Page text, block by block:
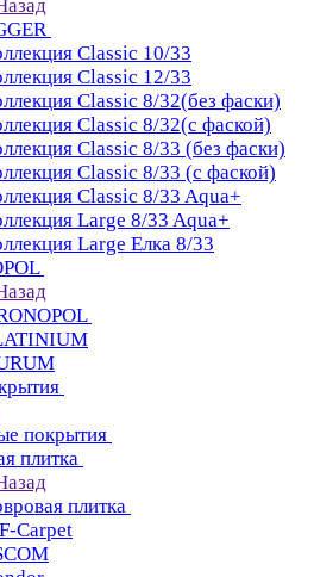
Classic 10/33
Classic 12/33
Classic 8/32(без фаски)
Classic 8/32(с фаской)
Classic 8/33 (без фаски)
Classic 8/33 (с фаской)
Classic 8/33 Aqua+
Large 8/33 Aqua+
Large Елка 8/33
покрытия
плитка
плитка
Carpet